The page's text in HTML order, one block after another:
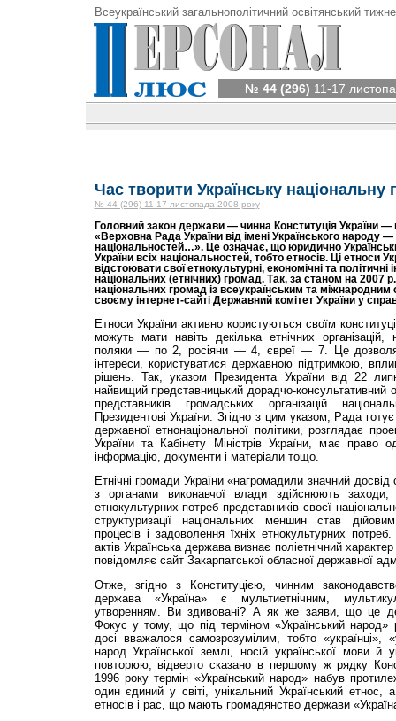
Всеукраїнський загальнополітичний освітянський
№ 44 (296) 11-17
Час творити Українську національну
№ 44 (296) 11-17 листопада 2008 року
Головний закон держави — чинна Конституція України
«Верховна Рада України від імені Українського народу —
національностей…». Це означає, що юридично
України всіх національностей, тобто етносів. Ці етноси
відстоювати свої етнокультурні, економічні та
національних (етнічних) громад. Так, за станом на 2007
національних громад із всеукраїнським та
своєму інтернет-сайті Державний комітет України у
Етноси України активно користуються своїм
можуть мати навіть декілька етнічних
поляки — по 2, росіяни — 4, євреї — 7. Це
інтереси, користуватися державною підтримкою,
рішень. Так, указом Президента України від 22
найвищий представницький дорадчо-
представників громадських організацій
Президентові України. Згідно з цим указом, Рада
державної етнонаціональної політики, розглядає
України та Кабінету Міністрів України, має право
інформацію, документи і матеріали тощо.
Етнічні громади України «нагромадили значний досвід
з органами виконавчої влади здійснюють заходи,
етнокультурних потреб представників своєї
структуризації національних меншин став
процесів і задоволення їхніх етнокультурних
актів Українська держава визнає поліетнічний
повідомляє сайт Закарпатської обласної державної
Отже, згідно з Конституцією, чинним
держава «Україна» є мультиетнічним,
утворенням. Ви здивовані? А як же заяви, що це
Фокус у тому, що під терміном «Український народ»
досі вважалося самозрозумілим, тобто «українці»,
народ Української землі, носій української мови й
повторюю, відверто сказано в першому ж рядку
1996 року термін «Український народ» набув
один єдиний у світі, унікальний Український етнос,
етносів і рас, що мають громадянство держави